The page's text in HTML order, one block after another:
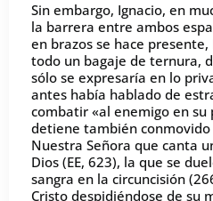
Sin embargo, Ignacio, en
la barrera entre ambos
en brazos se hace
todo un bagaje de ternura,
sólo se expresaría en lo
antes había hablado de
combatir «al enemigo en su
detiene también conmovido
Nuestra Señora que canta
Dios (EE, 623), la que se
sangra en la circuncisión
Cristo despidiéndose de su